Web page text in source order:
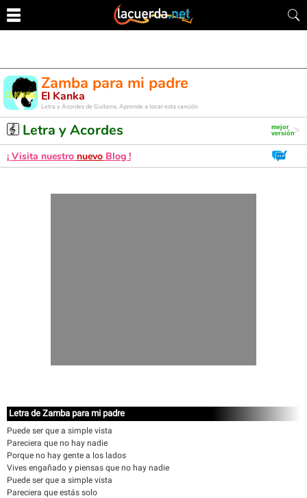
Zamba para mi padre
El Kanka
Letra y Acordes de Guitarra. Aprende a tocar esta canción
Letra y Acordes
¡ Visita nuestro nuevo Blog !
Letra de Zamba para mi padre
Puede ser que a simple vista
Pareciera que no hay nadie
Porque no hay gente a los lados
Vives engañado y piensas que no hay nadie
Puede ser que a simple vista
Pareciera que estás solo